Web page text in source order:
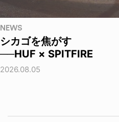
NEWS
シカゴを焦がす
──HUF × SPITFIRE
2026.08.05